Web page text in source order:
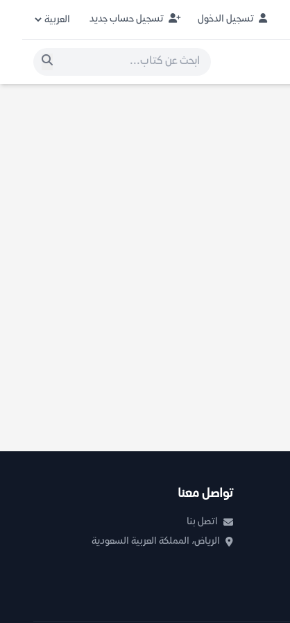
تسجيل الدخول تسجيل حساب جديد
تواصل معنا
اتصل بنا
الرياض، المملكة العربية السعودية